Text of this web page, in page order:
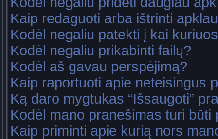
Kaip redaguoti arba ištrinti
Kodėl negaliu patekti į kai
Kodėl negaliu prikabinti failų?
Kodėl aš gavau perspėjimą?
Kaip raportuoti apie neteisingus
Ką daro mygtukas “Išsaugoti”
Kodėl mano pranešimas turi būti
Kaip priminti apie kurią nors